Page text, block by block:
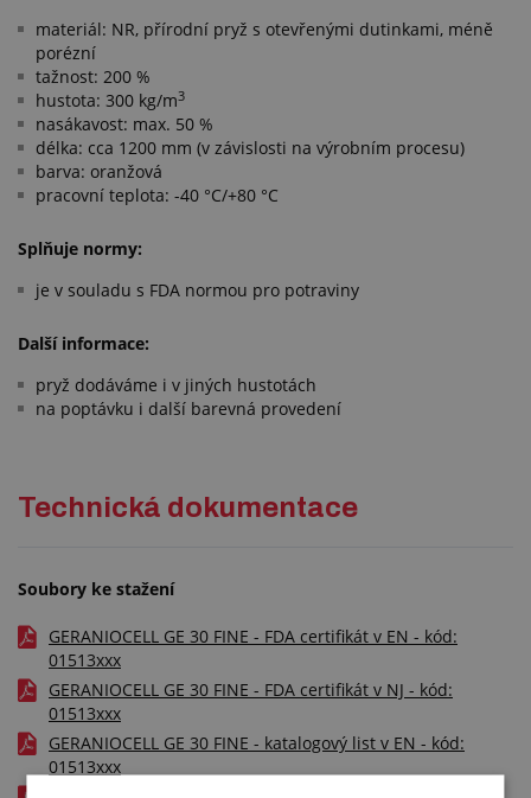
materiál: NR, přírodní pryž s otevřenými dutinkami, méně
porézní
tažnost: 200 %
hustota: 300 kg/m3
nasákavost: max. 50 %
délka: cca 1200 mm (v závislosti na výrobním procesu)
barva: oranžová
pracovní teplota: -40 °C/+80 °C
Splňuje normy:
je v souladu s FDA normou pro potraviny
Další informace:
pryž dodáváme i v jiných hustotách
na poptávku i další barevná provedení
Technická dokumentace
Soubory ke stažení
GERANIOCELL GE 30 FINE - FDA certifikát v EN - kód:
01513xxx
GERANIOCELL GE 30 FINE - FDA certifikát v NJ - kód:
01513xxx
GERANIOCELL GE 30 FINE - katalogový list v EN - kód:
01513xxx